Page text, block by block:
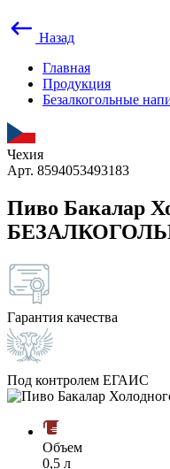
Назад
Главная
Продукция
Безалкогольные
Чехия
Арт. 8594053493183
Пиво Бакалар
Гарантия качества
Под контролем ЕГАИС
Объем
0,5 л